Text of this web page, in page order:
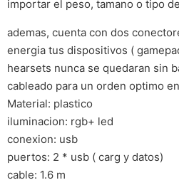
importar el peso, tamano o tipo
ademas, cuenta con dos
energia tus dispositivos (
hearsets nunca se quedaran sin
cableado para un orden optimo
Material: plastico
iluminacion: rgb+ led
conexion: usb
puertos: 2 * usb ( carg y datos)
cable: 1.6 m